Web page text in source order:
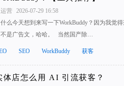
营 2026-07-29 16:58
么今天想到来写一下WorkBuddy？因为我觉
是广告文，哈哈。 当然国产除…
SEO WorkBuddy 获客
体店怎么用 AI 引流获客？